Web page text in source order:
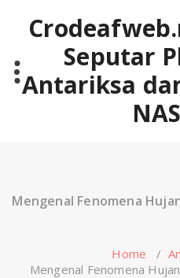
content
Seputar
Antariksa
Mengenal Fenomena
Home /
Mengenal Fenomena